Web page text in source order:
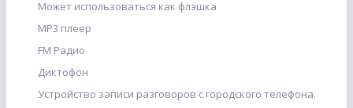
Может использоваться как флэшка
МР3 плеер
FM Радио
Диктофон
Устройство записи разговоров с городского телефона.